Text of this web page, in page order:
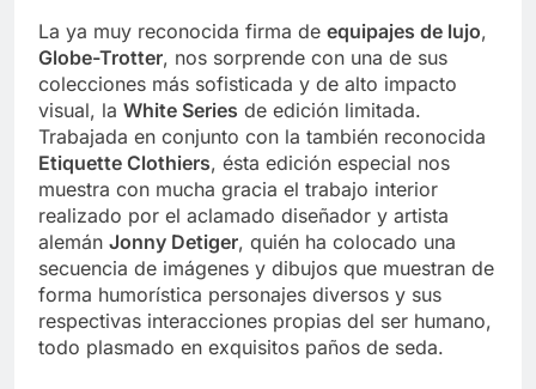
La ya muy reconocida firma de equipajes de lujo,
Globe-Trotter, nos sorprende con una de sus
colecciones más sofisticada y de alto impacto
visual, la White Series de edición limitada.
Trabajada en conjunto con la también reconocida
Etiquette Clothiers, ésta edición especial nos
muestra con mucha gracia el trabajo interior
realizado por el aclamado diseñador y artista
alemán Jonny Detiger, quién ha colocado una
secuencia de imágenes y dibujos que muestran de
forma humorística personajes diversos y sus
respectivas interacciones propias del ser humano,
todo plasmado en exquisitos paños de seda.